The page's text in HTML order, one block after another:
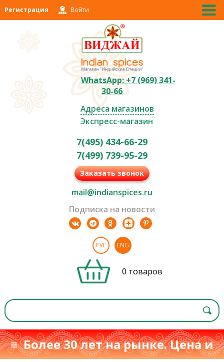
Регистрация Войти
WhatsApp: +7 (969) 341-
30-66
Адреса магазинов
Экспресс-магазин
7(495) 434-66-29
7(499) 739-95-29
Заказать звонок
mail@indianspices.ru
Подписка на новости
РУС ENG
0 товаров
≡ Более 30 лет на рынке. Цена и